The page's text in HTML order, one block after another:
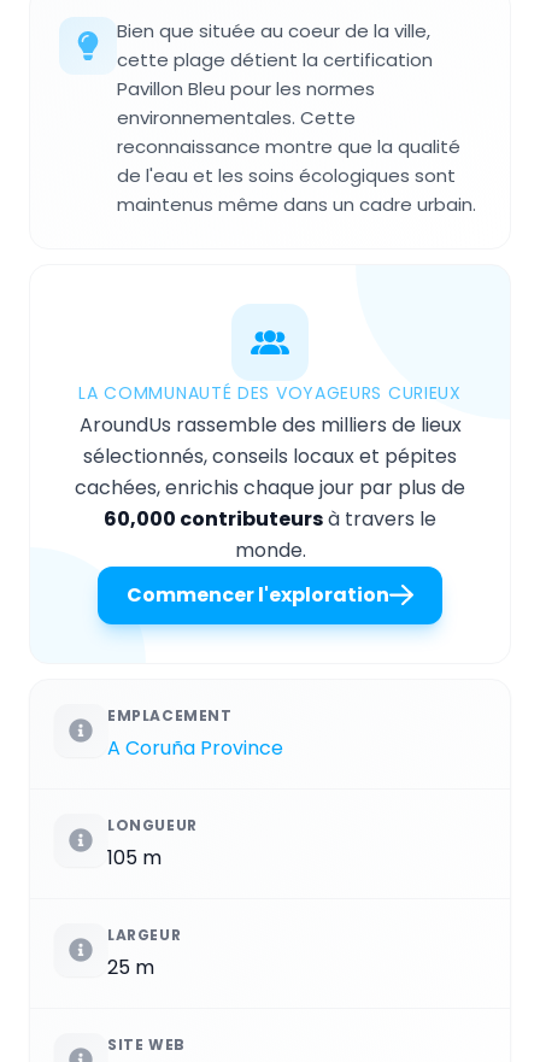
Bien que située au coeur de la ville,
cette plage détient la certification
Pavillon Bleu pour les normes
environnementales. Cette
reconnaissance montre que la qualité
de l'eau et les soins écologiques sont
maintenus même dans un cadre urbain.
LA COMMUNAUTÉ DES VOYAGEURS CURIEUX
AroundUs rassemble des milliers de lieux
sélectionnés, conseils locaux et pépites
cachées, enrichis chaque jour par plus de
60,000 contributeursà travers le
monde.
Commencer l'exploration
EMPLACEMENT
A Coruña Province
LONGUEUR
105 m
LARGEUR
25 m
SITE WEB